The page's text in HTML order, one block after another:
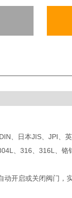
、日本JIS、JPI、
、316、316L、铬
开启或关闭阀门，